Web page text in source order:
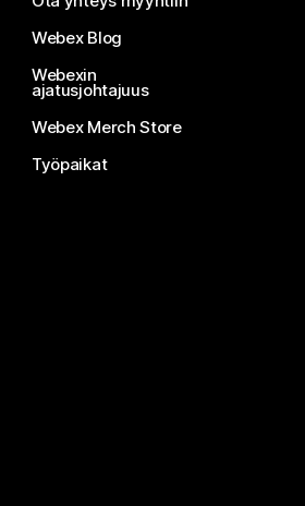
Webex Blog
Webexin
ajatusjohtajuus
Webex Merch Store
Työpaikat